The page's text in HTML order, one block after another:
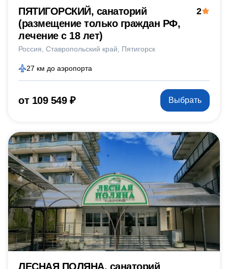
ПЯТИГОРСКИЙ, санаторий
(размещение только граждан РФ,
лечение с 18 лет)
Россия Ставропольский край Пятигорск
2
27 км до аэропорта
от 109 549 ₽ Выбрать
ЛЕСНАЯ ПОЛЯНА, санаторий